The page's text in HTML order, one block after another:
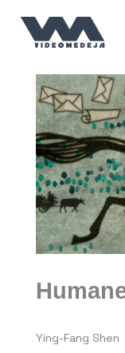
садржај
Ying-Fang Shen